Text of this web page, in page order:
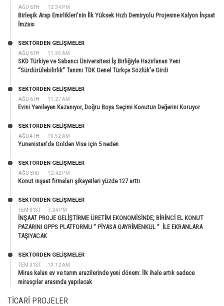
AĞU 6TH 12:34 PM
Birleşik Arap Emirlikleri’nin İlk Yüksek Hızlı Demiryolu Projesine Kalyon İnşaat
İmzası
AĞU 6TH 11:30 AM
SEKTÖRDEN GELIŞMELER
SKD Türkiye ve Sabancı Üniversitesi İş Birliğiyle Hazırlanan Yeni
“Sürdürülebilirlik” Tanımı TDK Genel Türkçe Sözlük’e Girdi
AĞU 6TH 11:27 AM
SEKTÖRDEN GELIŞMELER
Evini Yenileyen Kazanıyor, Doğru Boya Seçimi Konutun Değerini Koruyor
AĞU 4TH 10:52 AM
SEKTÖRDEN GELIŞMELER
Yunanistan’da Golden Visa için 5 neden
AĞU 3RD 12:42 PM
SEKTÖRDEN GELIŞMELER
Konut inşaat firmaları şikayetleri yüzde 127 arttı
TEM 31ST 7:24 PM
SEKTÖRDEN GELIŞMELER
İNŞAAT PROJE GELİŞTİRME ÜRETİM EKONOMİSİNDE; BİRİNCİ EL KONUT
PAZARINI GPPS PLATFORMU ” PİYASA GAYRİMENKUL ” İLE EKRANLARA
TAŞIYACAK
TEM 31ST 10:12 AM
SEKTÖRDEN GELIŞMELER
Miras kalan ev ve tarım arazilerinde yeni dönem: İlk ihale artık sadece
mirasçılar arasında yapılacak
TICARI PROJELER